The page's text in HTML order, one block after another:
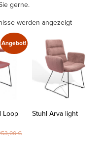
gerne.
werden angezeigt
Angebot!
Loop
,00 €Ursprünglicher
Stuhl Arva light